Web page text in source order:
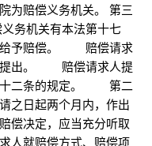
为赔偿义务机关。 第三
机关有本法第十七
给予赔偿。 赔偿请求
提出。 赔偿请求人提
十二条的规定。 第二
之日起两个月内，作出
偿决定，应当充分听取
人就赔偿方式、赔偿项